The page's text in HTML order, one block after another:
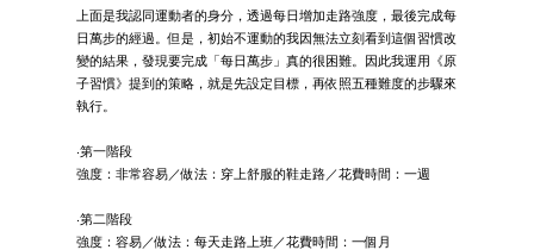
上面是我認同運動者的身分，透過每日增加走路強度，最後完成每
日萬步的經過。但是，初始不運動的我因無法立刻看到這個習慣改
變的結果，發現要完成「每日萬步」真的很困難。因此我運用《原
子習慣》提到的策略，就是先設定目標，再依照五種難度的步驟來
執行。
‧第一階段
強度：非常容易／做法：穿上舒服的鞋走路／花費時間：一週
‧第二階段
強度：容易／做法：每天走路上班／花費時間：一個月